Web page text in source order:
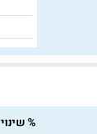
% שינוי